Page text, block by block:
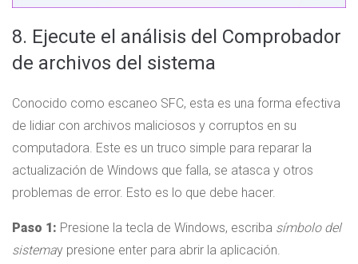
8. Ejecute el análisis del Comprobador
de archivos del sistema
Conocido como escaneo SFC, esta es una forma efectiva
de lidiar con archivos maliciosos y corruptos en su
computadora. Este es un truco simple para reparar la
actualización de Windows que falla, se atasca y otros
problemas de error. Esto es lo que debe hacer.
Paso 1: Presione la tecla de Windows, escriba símbolo del
sistemay presione enter para abrir la aplicación.